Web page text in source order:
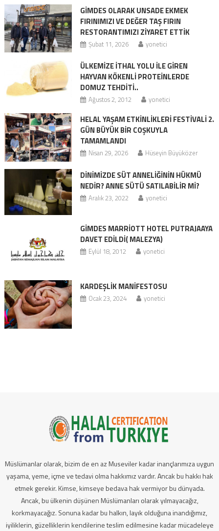
GİMDES OLARAK UNSADE EKMEK
FIRINIMIZI VE DEĞER TAŞ FIRIN
RESTORANTIMIZI ZİYARET ETTİK
Şubat 11, 2026 yonetici
ÜLKEMİZE İTHAL YOLU İLE GİREN
HAYVAN KÖKENLİ PROTEİNLERDE
DOMUZ TEHDİTİ..
Ağustos 2, 2012 yonetici
HELAL YAŞAM ETKINLIKLERI FESTIVALI 2.
GÜN BÜYÜK BIR COŞKUYLA
TAMAMLANDI
Nisan 29, 2026 Hüseyin Büyüközer
DİNİMİZDE SÜT ANNELİĞİNİN HÜKMÜ
NEDİR? ANNE SÜTÜ SATILABİLİR Mİ?
Aralık 23, 2022 yonetici
GİMDES MARRİOTT HOTEL PUTRAJAAYA
DAVET EDİLDİ( MALEZYA)
Eylül 18, 2012 yonetici
KARDEŞLİK MANİFESTOSU
Ocak 23, 2024 yonetici
Müslümanlar olarak, bizim de en az Museviler kadar inançlarımıza uygun
yaşama, yeme, içme ve tedavi olma hakkımız vardır. Ancak bu hakkı hak
etmek gerekir. Kimse, kimseye bedava hak vermiyor bu dünyada.
Ancak, bu ülkenin düşünen Müslümanları olarak yılmayacağız,
korkmayacağız. Sonuna kadar bu halkın, layık olduğuna inandığımız,
iyiliklerin, güzelliklerin kendilerine teslim edilmesine kadar mücadeleye